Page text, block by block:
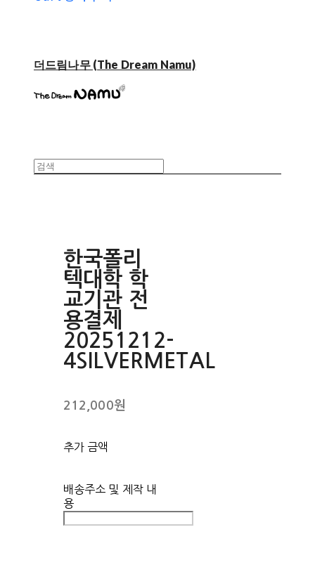
더드림나무 (The Dream Namu)
한국폴리
텍대학 학
교기관 전
용결제
20251212-
4SILVERMETAL
212,000원
추가 금액
배송주소 및 제작 내
용